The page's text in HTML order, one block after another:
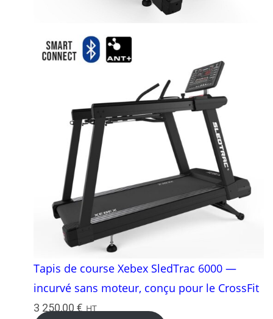
Tapis de course Xebex SledTrac 6000 —
incurvé sans moteur, conçu pour le CrossFit
3 250,00 € HT